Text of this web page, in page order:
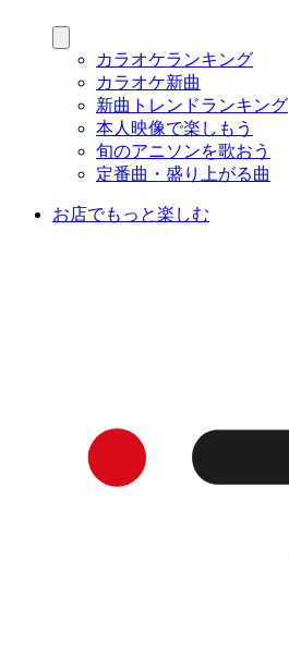
カラオケランキング
カラオケ新曲
新曲トレンドランキング
本人映像で楽しもう
旬のアニソンを歌おう
定番曲・盛り上がる曲
お店でもっと楽しむ